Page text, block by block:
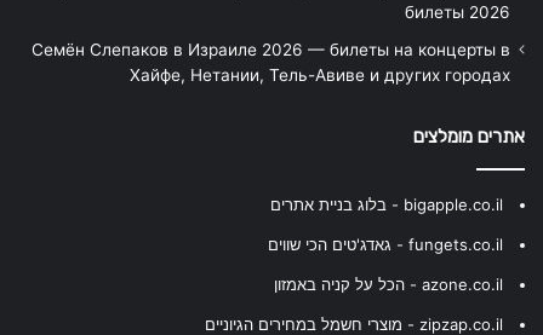
билеты 2026
Семён Слепаков в Израиле 2026 — билеты на концерты в
Хайфе, Нетании, Тель-Авиве и других городах
אתרים מומלצים
bigapple.co.il - בלוג בניית אתרים
fungets.co.il - גאדג'טים הכי שווים
azone.co.il - הכל על קניה באמזון
zipzap.co.il - מוצרי חשמל במחירים הגיוניים